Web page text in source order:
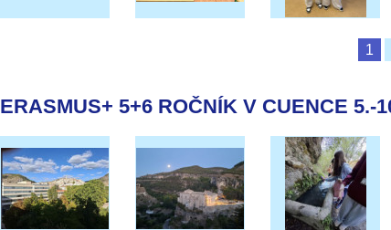
1
ERASMUS+ 5+6 ROČNÍK V CUENCE 5.-